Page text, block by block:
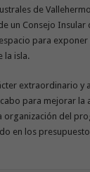
de
un Consejo Insular
para exponer
la isla.
extraordinario y
para mejorar la
organización del
en los